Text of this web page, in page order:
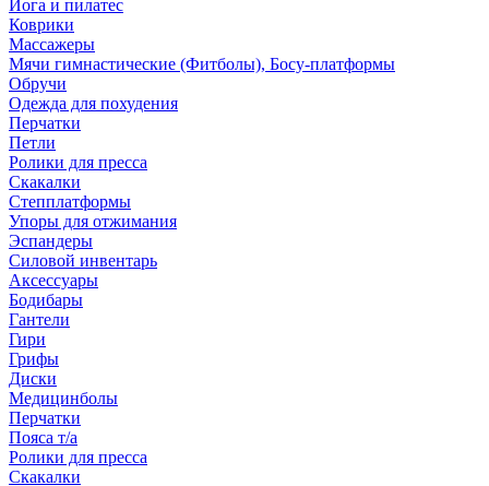
Йога и пилатес
Коврики
Массажеры
Мячи гимнастические (Фитболы), Босу-платформы
Обручи
Одежда для похудения
Перчатки
Петли
Ролики для пресса
Скакалки
Степплатформы
Упоры для отжимания
Эспандеры
Силовой инвентарь
Аксессуары
Бодибары
Гантели
Гири
Грифы
Диски
Медицинболы
Перчатки
Пояса т/а
Ролики для пресса
Скакалки